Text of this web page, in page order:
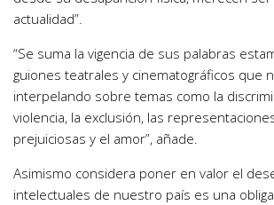
actualidad”.
“Se suma la vigencia de sus palabras
guiones teatrales y cinematográficos que
interpelando sobre temas como la
violencia, la exclusión, las
prejuiciosas y el amor”, añade.
Asimismo considera poner en valor el
intelectuales de nuestro país es una